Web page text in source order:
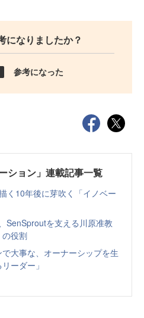
になりましたか？
参考になった
ション」連載記事一覧
く10年後に芽吹く「イノベー
SenSproutを支える川原准教
役割
大事な、オーナーシップを生
ーダー」